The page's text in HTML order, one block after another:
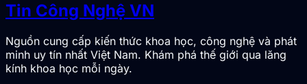
Tin Công Nghệ VN
Nguồn cung cấp kiến thức khoa học, công nghệ và phát
minh uy tín nhất Việt Nam. Khám phá thế giới qua lăng
kính khoa học mỗi ngày.